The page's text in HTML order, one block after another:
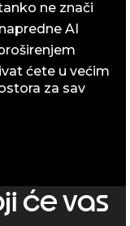
ne znači
AI
ćete u većim
za sav
će vas